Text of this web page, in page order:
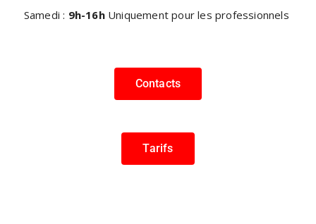
Samedi : 9h-16hUniquement pour les professionnels
Contacts
Tarifs